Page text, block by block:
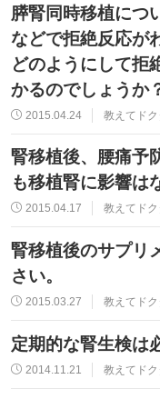
膵腎同時移植につ
などで拒絶反応が
どのようにして拒
かるのでしょうか
2015.04.24 教えてドク
腎移植後、腰痛予
も移植腎に影響は
2015.04.17 教えてドク
腎移植後のサプリ
さい。
2015.03.27 教えてドク
定期的な腎生検は
2014.11.21 教えてドク